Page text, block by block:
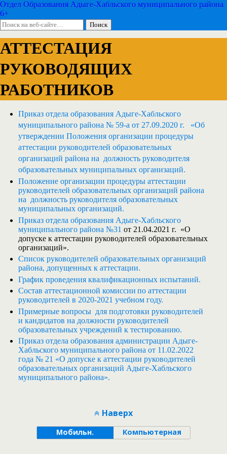
Отдел Образования Адыге-Хабльского муниципального района
6+
АТТЕСТАЦИЯ
РУКОВОДЯЩИХ
РАБОТНИКОВ
Приказ отдела образования Адыге-Хабльского
муниципального района № 59-а от 27.09.2020 г. «Об
утверждении Положения организации процедуры
аттестации руководителей образовательных
организаций района на должность руководителя
образовательных муниципальных организаций.
Положение организации процедуры аттестации
руководителей образовательных организаций района
на должность руководителя образовательных
муниципальных организаций.
Приказ отдела образования Адыге-Хабльского
муниципального района №31 от 21.04.2021 г. «О
допуске к аттестации руководителей образовательных
организаций».
Список руководителей образовательных организаций
района, допущенных к аттестации.
График проведения квалификационных испытаний.
Состав аттестационной комиссии по аттестации
руководителей в 2020-2021 учебном году.
Примерные вопросы для подготовки руководителей
и кандидатов на должности руководителей
образовательных учреждений к тестированию.
Приказ отдела образования администрации Адыге-
Хабльского муниципального района от 11.02.2022
года № 21 «О допуске к аттестации руководителей
образовательных организаций Адыге-Хабльского
муниципального района».
Наверх
Мобильн. Компьютерная